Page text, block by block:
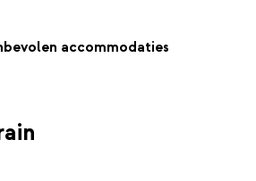
winkels, goede restaurants en
accommodaties